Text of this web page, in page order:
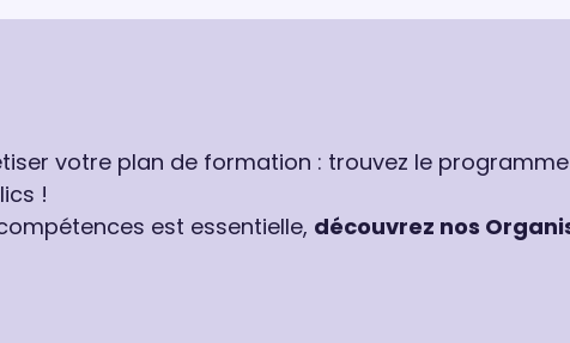
votre plan de formation : trouvez le
!
est essentielle, découvrez nos